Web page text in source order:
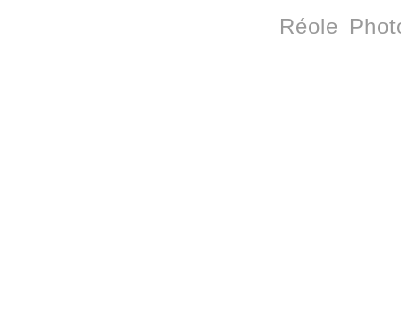
Réole